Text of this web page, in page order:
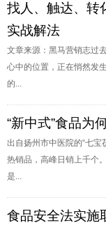
找人、触达、转
实战解法
文章来源：黑马营销志过
心中的位置，正在悄然发
的...
“新中式”食品为
出自扬州市中医院的“七宝
热销品，高峰日销上千个
是...
食品安全法实施